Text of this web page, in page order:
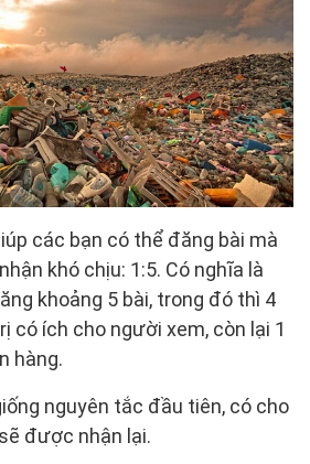
các bạn có thể đăng bài mà
khó chịu: 1:5. Có nghĩa là
khoảng 5 bài, trong đó thì 4
có ích cho người xem, còn lại 1
hàng.
nguyên tắc đầu tiên, có cho
được nhận lại.